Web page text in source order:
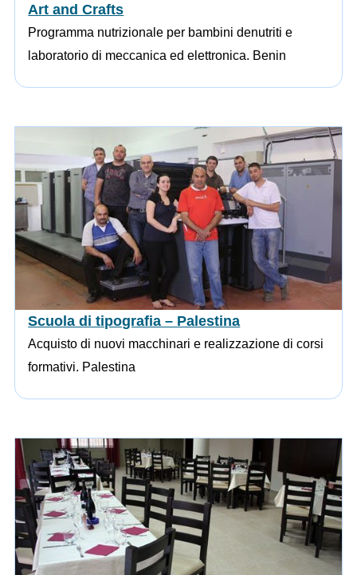
Art and Crafts
Programma nutrizionale per bambini denutriti e
laboratorio di meccanica ed elettronica. Benin
Scuola di tipografia – Palestina
Acquisto di nuovi macchinari e realizzazione di corsi
formativi. Palestina